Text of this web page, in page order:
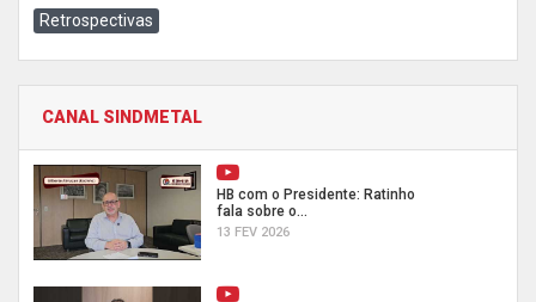
Retrospectivas
CANAL SINDMETAL
HB com o Presidente: Ratinho
fala sobre o...
13 FEV 2026